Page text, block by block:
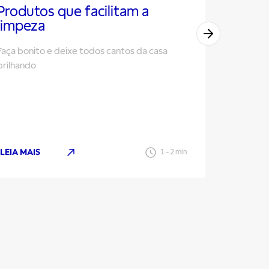
que facilitam a
bonito e deixe todos cantos da casa
LEIA MAIS 1- 2min